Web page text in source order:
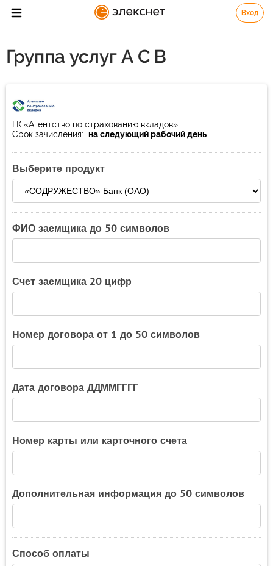
Вход
Группа услуг А С В
ГК «Агентство по страхованию вкладов»
Срок зачисления: на следующий рабочий день
Выберите продукт
ФИО заемщика до 50 символов
Счет заемщика 20 цифр
Номер договора от 1 до 50 символов
Дата договора ДДММГГГГ
Номер карты или карточного счета
Дополнительная информация до 50 символов
Способ оплаты